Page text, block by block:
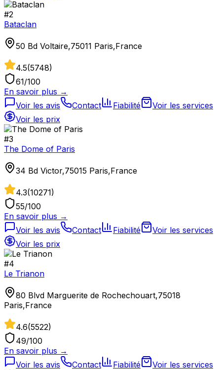
#2
Bataclan
50 Bd Voltaire,75011 Paris,France
4.5(5748)
61/100
En savoir plus →
Voir les avis
Contact Fiabilité
Voir les services
Voir les prix
#3
The Dome of Paris
34 Bd Victor,75015 Paris,France
4.3(10271)
55/100
En savoir plus →
Voir les avis
Contact Fiabilité
Voir les services
Voir les prix
#4
Le Trianon
80 Blvd Marguerite de Rochechouart,75018
Paris,France
4.6(5522)
49/100
En savoir plus →
Voir les avis
Contact Fiabilité
Voir les services